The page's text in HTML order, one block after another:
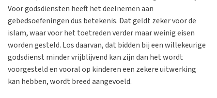
Voor godsdiensten heeft het deelnemen aan
gebedsoefeningen dus betekenis. Dat geldt zeker voor de
islam, waar voor het toetreden verder maar weinig eisen
worden gesteld. Los daarvan, dat bidden bij een willekeurige
godsdienst minder vrijblijvend kan zijn dan het wordt
voorgesteld en vooral op kinderen een zekere uitwerking
kan hebben, wordt breed aangevoeld.